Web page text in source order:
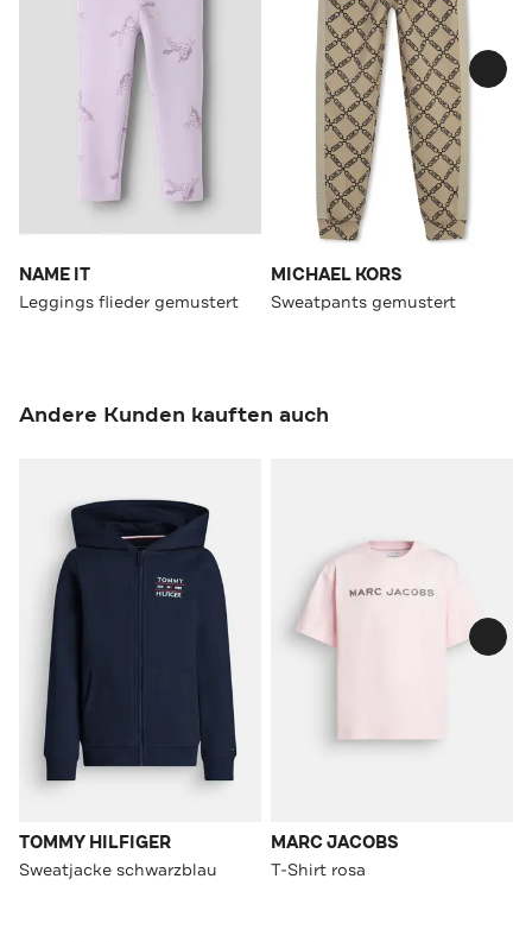
NAME IT
Leggings flieder gemustert
MICHAEL KORS
Sweatpants gemustert
Andere Kunden kauften auch
TOMMY HILFIGER
Sweatjacke schwarzblau
MARC JACOBS
T-Shirt rosa